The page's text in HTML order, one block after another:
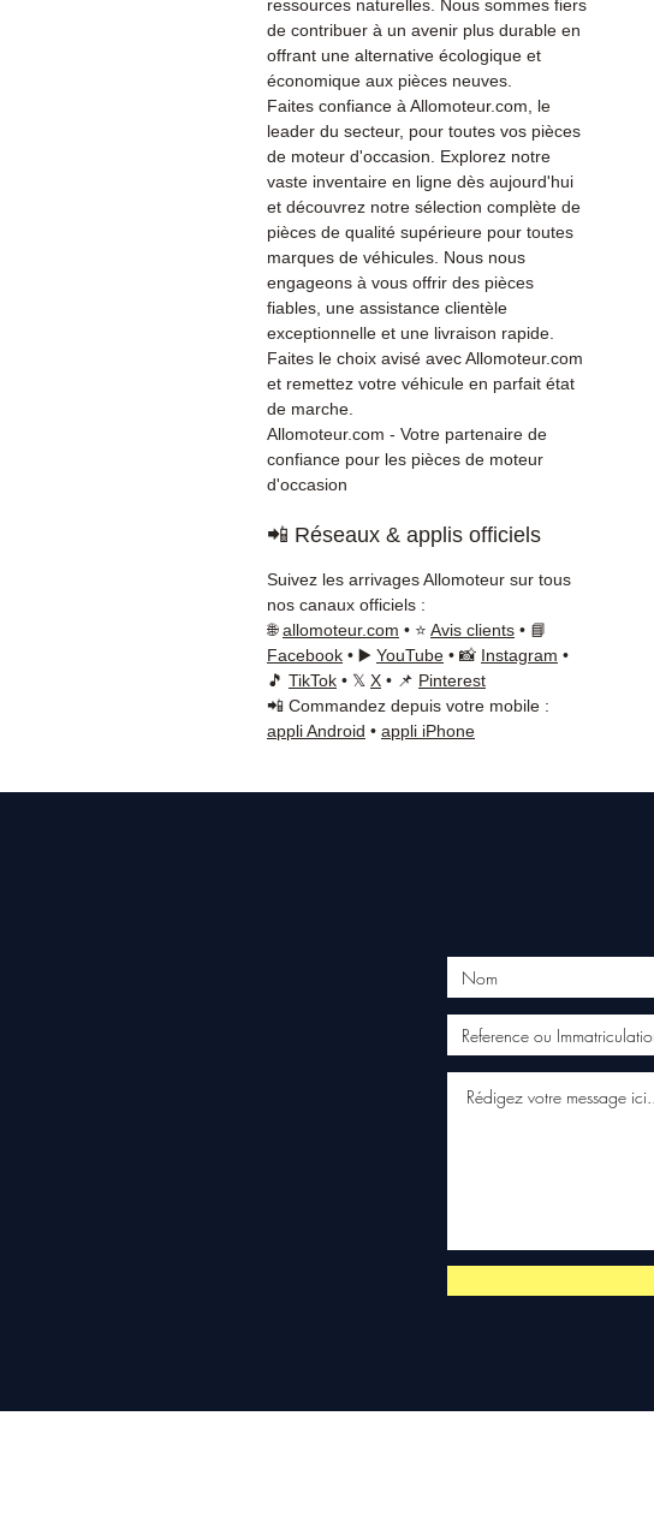
ressources naturelles. Nous sommes fiers
de contribuer à un avenir plus durable en
offrant une alternative écologique et
économique aux pièces neuves.
Faites confiance à Allomoteur.com, le
leader du secteur, pour toutes vos pièces
de moteur d'occasion. Explorez notre
vaste inventaire en ligne dès aujourd'hui
et découvrez notre sélection complète de
pièces de qualité supérieure pour toutes
marques de véhicules. Nous nous
engageons à vous offrir des pièces
fiables, une assistance clientèle
exceptionnelle et une livraison rapide.
Faites le choix avisé avec Allomoteur.com
et remettez votre véhicule en parfait état
de marche.
Allomoteur.com - Votre partenaire de
confiance pour les pièces de moteur
d'occasion
📲 Réseaux & applis officiels
Suivez les arrivages Allomoteur sur tous
nos canaux officiels :
🌐allomoteur.com • ⭐ Avis clients • 📘
Facebook • ▶️ YouTube • 📸 Instagram •
🎵 TikTok • 𝕏 X • 📌 Pinterest
📲 Commandez depuis votre mobile :
appli Android • appli iPhone